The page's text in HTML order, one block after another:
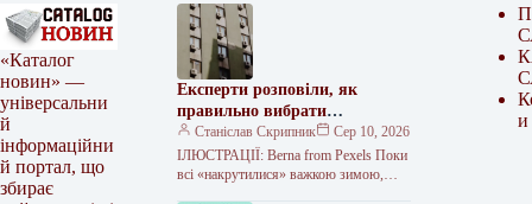
«Каталог
новин» —
універсальни
й
інформаційни
й портал, що
збирає
Експерти розповіли, як
правильно вибрати
кондиціонер
Станіслав Скрипник
Сер 10, 2026
ІЛЮСТРАЦІЇ: Berna from Pexels Поки
всі «накрутилися» важкою зимою,
и